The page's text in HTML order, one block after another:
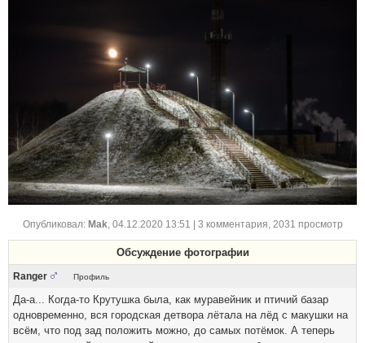
Опубликовал: Mak, 04.12.2020 13:51 | 3 комментария, 2031 просмотр
Обсуждение фотографии
Ranger Профиль
Да-а... Когда-то Крутушка была, как муравейник и птичий базар
одновременно, вся городская детвора лётала на лёд с макушки на
всём, что под зад положить можно, до самых потёмок. А теперь